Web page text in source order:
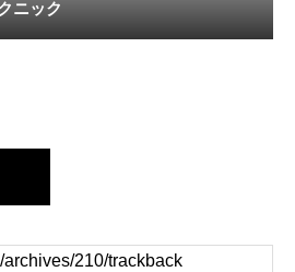
ニック